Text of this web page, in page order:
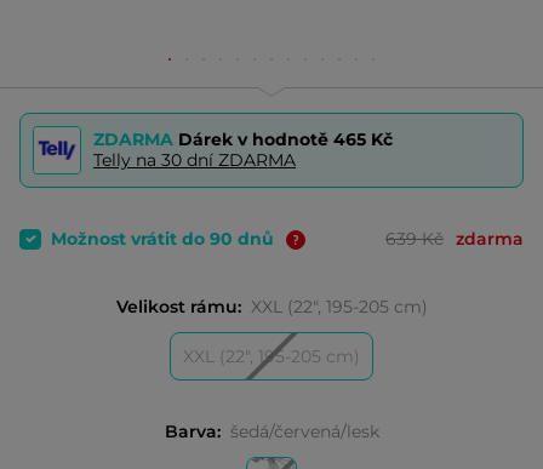
ZDARMA Dárek v hodnotě 465 Kč
Telly na 30 dní ZDARMA
Možnost vrátit do 90 dnů 639 Kč zdarma
Velikost rámu: XXL (22", 195-205 cm)
XXL (22", 195-205 cm)
Barva: šedá/červená/lesk